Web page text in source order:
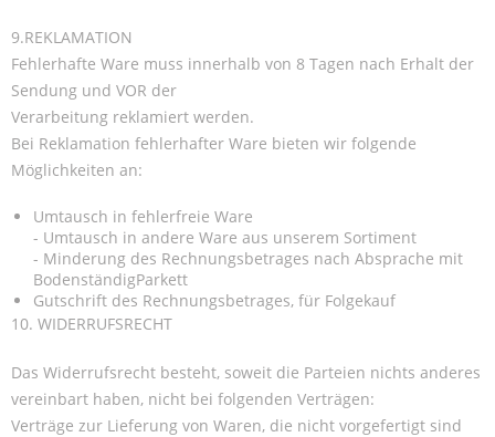
9.REKLAMATION
Fehlerhafte Ware muss innerhalb von 8 Tagen nach Erhalt der
Sendung und VOR der
Verarbeitung reklamiert werden.
Bei Reklamation fehlerhafter Ware bieten wir folgende
Möglichkeiten an:
Umtausch in fehlerfreie Ware
- Umtausch in andere Ware aus unserem Sortiment
- Minderung des Rechnungsbetrages nach Absprache mit
BodenständigParkett
Gutschrift des Rechnungsbetrages, für Folgekauf
10. WIDERRUFSRECHT
Das Widerrufsrecht besteht, soweit die Parteien nichts anderes
vereinbart haben, nicht bei folgenden Verträgen:
Verträge zur Lieferung von Waren, die nicht vorgefertigt sind